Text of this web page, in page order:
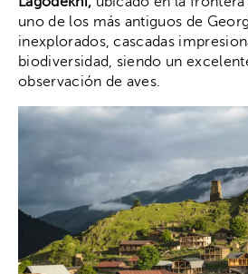
uno de los más antiguos de
inexplorados, cascadas
biodiversidad, siendo un
observación de aves.